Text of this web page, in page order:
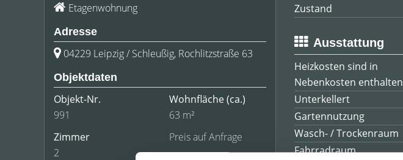
Etagenwohnung
Adresse
04229 Leipzig / Schleußig, Rochlitzstraße 63
Objektdaten
Objekt-Nr.
991
Wohnfläche(ca.)
63 m²
Zimmer
2
Preis auf Anfrage
Zustand
Ausstattung
Heizkosten sind in
Nebenkosten enthalten
Unterkellert
Gartennutzung
Wasch- / Trockenraum
Fahrradraum